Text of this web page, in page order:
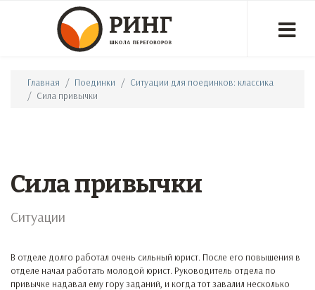
Главная Поединки
Ситуации для поединков: классика
Сила привычки
Сила привычки
Ситуации
В отделе долго работал очень сильный юрист. После его повышения в
отделе начал работать молодой юрист. Руководитель отдела по
привычке надавал ему гору заданий, и когда тот завалил несколько